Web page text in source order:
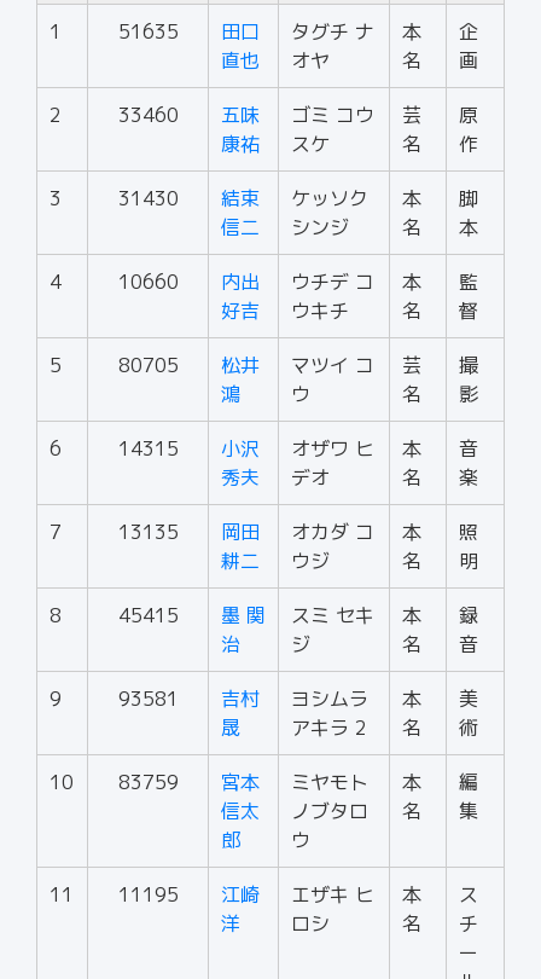
1 51635
田口
直也
タグチ ナ
オヤ
本
名
企
画
2 33460
五味
康祐
ゴミ コウ
スケ
芸
名
原
作
3 31430
結束
信二
ケッソク
シンジ
本
名
脚
本
4 10660
内出
好吉
ウチデ コ
ウキチ
本
名
監
督
5 80705
松井
鴻
マツイ コ
ウ
芸
名
撮
影
6 14315
小沢
秀夫
オザワ ヒ
デオ
本
名
音
楽
7 13135
岡田
耕二
オカダ コ
ウジ
本
名
照
明
8 45415
墨 関
治
スミ セキ
ジ
本
名
録
音
9 93581
吉村
晟
ヨシムラ
アキラ 2
本
名
美
術
10 83759
宮本
信太
郎
ミヤモト
ノブタロ
ウ
本
名
編
集
11 11195
江崎
洋
エザキ ヒ
ロシ
本
名
ス
チ
ー